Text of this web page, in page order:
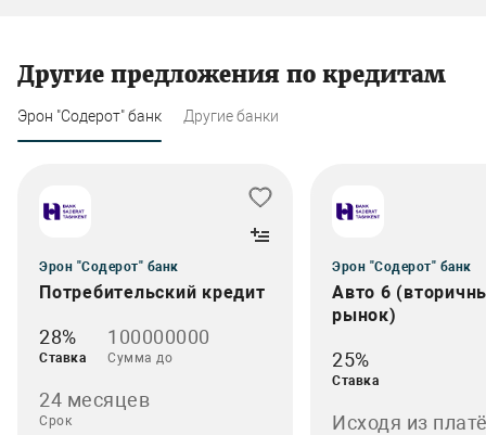
Другие предложения по кредитам
Эрон "Содерот" банк Другие банки
Эрон "Содерот" банк
Потребительский кредит
28%
Ставка
100000000
Сумма до
24 месяцев
Срок
Эрон "Содерот" банк
Авто 6
рынок)
25%
Ставка
Исходя из